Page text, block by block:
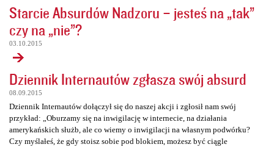
Starcie Absurdów Nadzoru – jesteś na „tak”
czy na „nie”?
03.10.2015
Dziennik Internautów zgłasza swój absurd
08.09.2015
Dziennik Internautów dołączył się do naszej akcji i zgłosił nam swój
przykład: „Oburzamy się na inwigilację w internecie, na działania
amerykańskich służb, ale co wiemy o inwigilacji na własnym podwórku?
Czy myślałeś, że gdy stoisz sobie pod blokiem, możesz być ciągle